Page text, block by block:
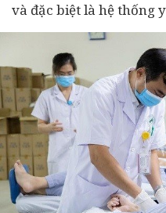
và đặc biệt là hệ thống